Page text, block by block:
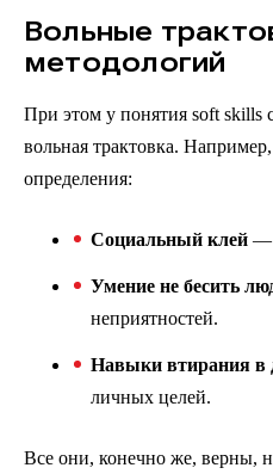
Вольные
методологий
При этом у понятия soft skills
вольная трактовка.
определения:
Социальный клей —
Умение не бесить
неприятностей.
Навыки втирания в
личных целей.
Все они, конечно же, верны,